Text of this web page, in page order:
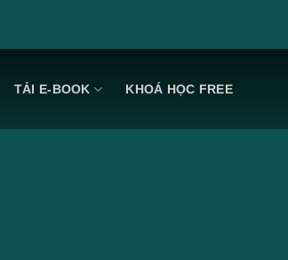
TẢI E-BOOK KHOÁ HỌC FREE